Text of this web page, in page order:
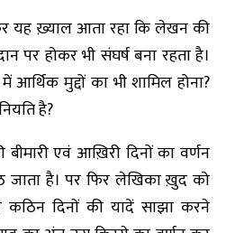
यह ख़्याल आता रहा कि लेखन की
पर होकर भी संघर्ष बना रहता है।
मुद्दों का भी शामिल होना?
है?
एवं आख़िरी दिनों का वर्णन
है। पर फिर लेखिका ख़ुद को
दिनों की यादें साझा करने